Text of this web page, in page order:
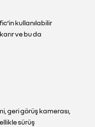
kullanılabilir
ve bu da
geri görüş kamerası,
sürüş